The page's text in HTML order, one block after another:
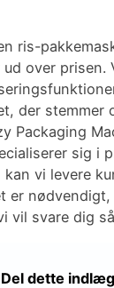
ris-
over prisen.
der stemmer
Packaging
sig i
kan vi levere
er
vil svare dig
Del dette indlæg